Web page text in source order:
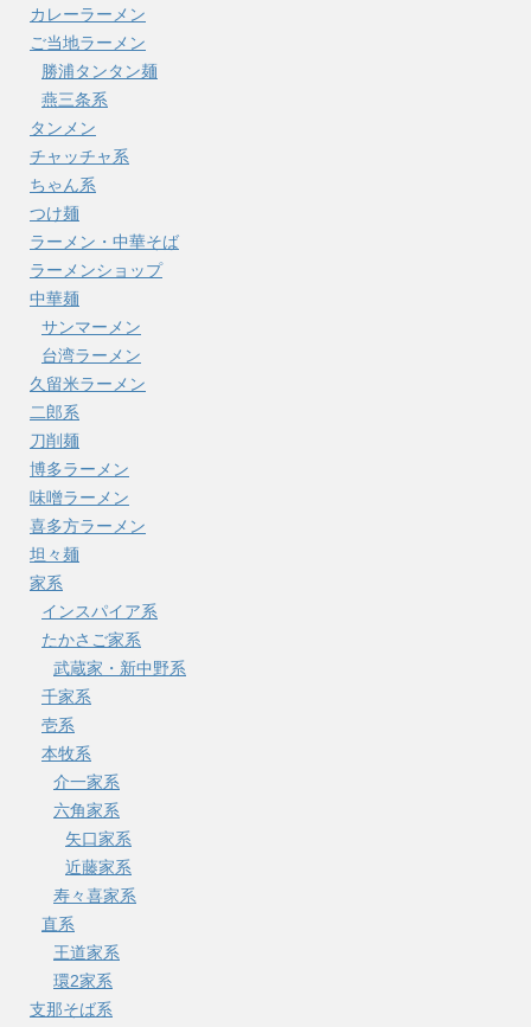
カレーラーメン
ご当地ラーメン
勝浦タンタン麺
燕三条系
タンメン
チャッチャ系
ちゃん系
つけ麺
ラーメン・中華そば
ラーメンショップ
中華麺
サンマーメン
台湾ラーメン
久留米ラーメン
二郎系
刀削麺
博多ラーメン
味噌ラーメン
喜多方ラーメン
坦々麺
家系
インスパイア系
たかさご家系
武蔵家・新中野系
千家系
壱系
本牧系
介一家系
六角家系
矢口家系
近藤家系
寿々喜家系
直系
王道家系
環2家系
支那そば系